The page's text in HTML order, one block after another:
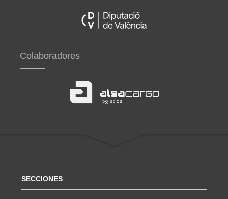
Colaboradores
SECCIONES